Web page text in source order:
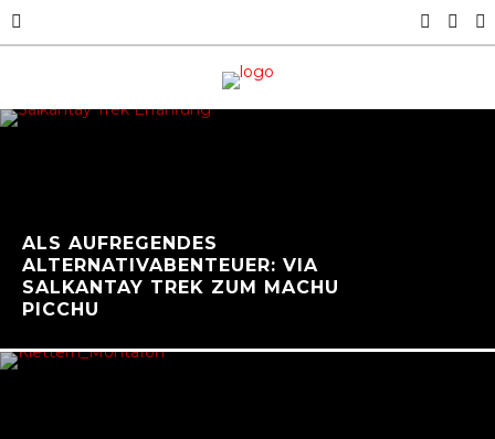
ALS AUFREGENDES
ALTERNATIVABENTEUER: VIA
SALKANTAY TREK ZUM MACHU
PICCHU